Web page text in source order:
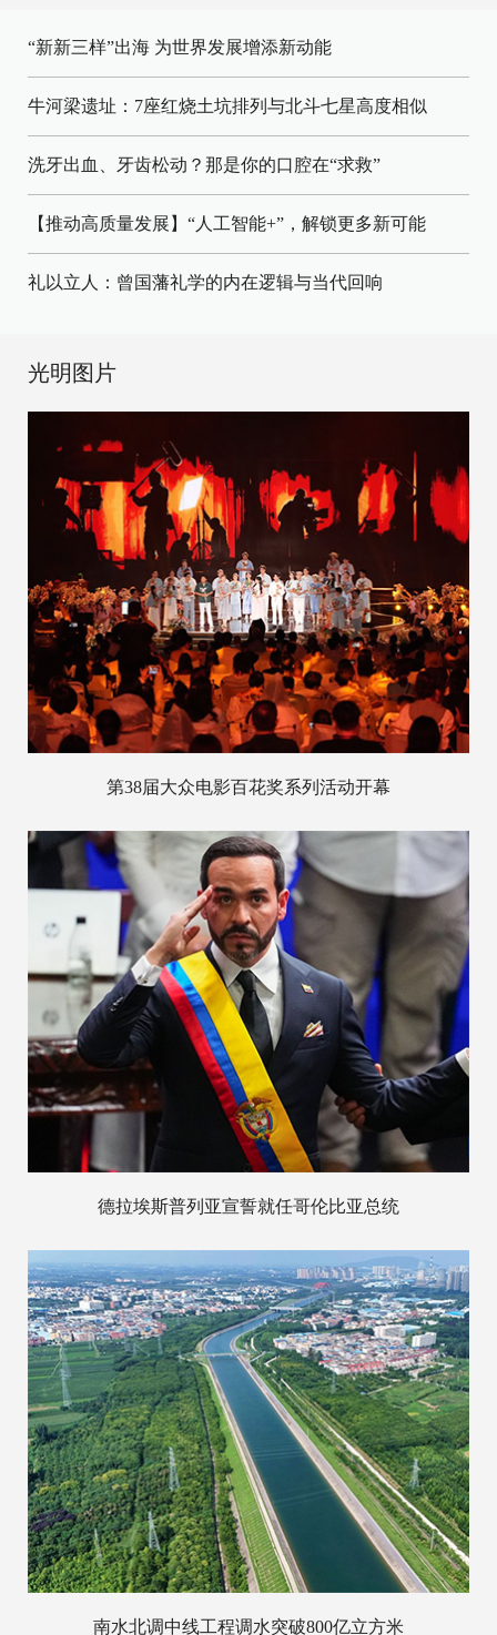
“新新三样”出海 为世界发展增添新动能
牛河梁遗址：7座红烧土坑排列与北斗七星高度相似
洗牙出血、牙齿松动？那是你的口腔在“求救”
【推动高质量发展】“人工智能+”，解锁更多新可能
礼以立人：曾国藩礼学的内在逻辑与当代回响
光明图片
第38届大众电影百花奖系列活动开幕
德拉埃斯普列亚宣誓就任哥伦比亚总统
南水北调中线工程调水突破800亿立方米